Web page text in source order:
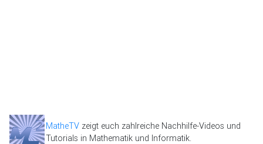
MatheTV zeigt euch zahlreiche Nachhilfe-Videos und
Tutorials in Mathematik und Informatik.